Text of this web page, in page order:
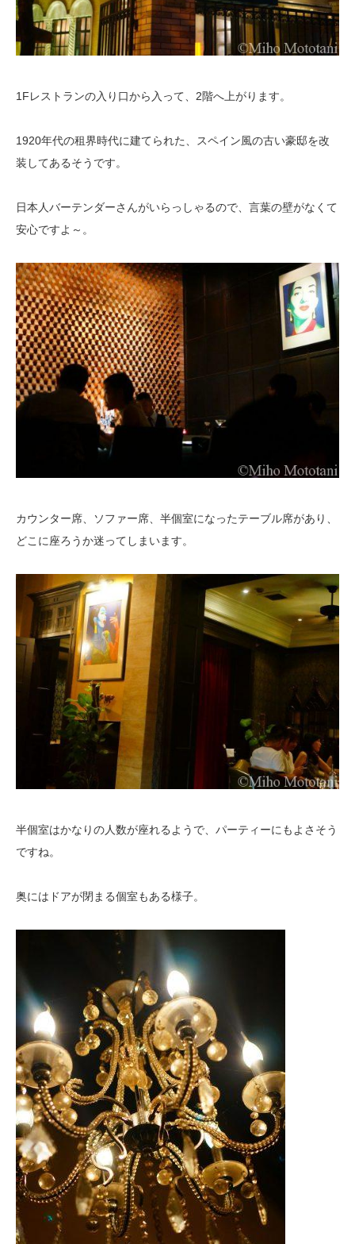
1Fレストランの入り口から入って、2階へ上がります。
1920年代の租界時代に建てられた、スペイン風の古い豪邸を改
装してあるそうです。
日本人バーテンダーさんがいらっしゃるので、言葉の壁がなくて
安心ですよ～。
カウンター席、ソファー席、半個室になったテーブル席があり、
どこに座ろうか迷ってしまいます。
半個室はかなりの人数が座れるようで、パーティーにもよさそう
ですね。
奥にはドアが閉まる個室もある様子。